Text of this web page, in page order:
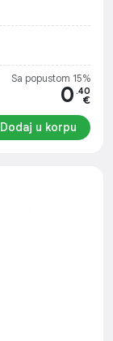
Sa popustom 15%
0 .40
€
Dodaj u korpu